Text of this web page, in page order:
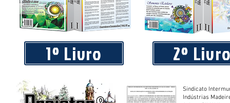
1º Livro 2º
Sindicato
Indústrias